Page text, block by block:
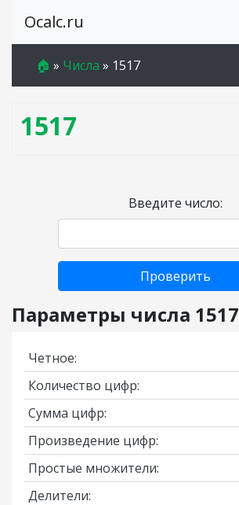
Ocalc.ru
🏠 » Числа » 1517
1517
Введите число:
Проверить
Параметры числа 1517
Четное:
Количество цифр:
Сумма цифр:
Произведение цифр:
Простые множители:
Делители: